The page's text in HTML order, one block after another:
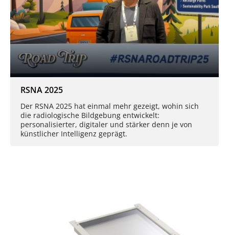
RSNA 2025
Der RSNA 2025 hat einmal mehr gezeigt, wohin sich
die radiologische Bildgebung entwickelt:
personalisierter, digitaler und stärker denn je von
künstlicher Intelligenz geprägt.